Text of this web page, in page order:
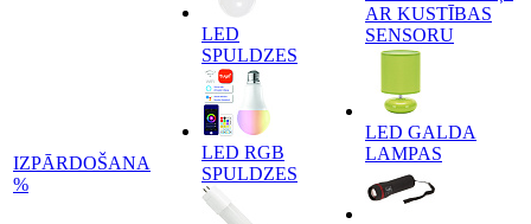
IZPĀRDOŠANA
%
LED
SPULDZES
LED RGB
SPULDZES
AR KUSTĪBAS
SENSORU
LED GALDA
LAMPAS